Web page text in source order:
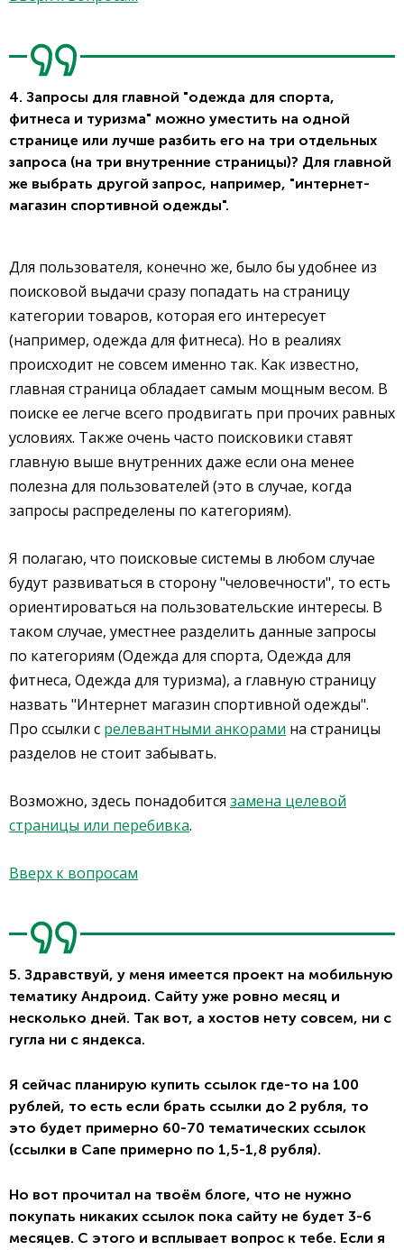
4. Запросы для главной "одежда для спорта,
фитнеса и туризма" можно уместить на одной
странице или лучше разбить его на три отдельных
запроса (на три внутренние страницы)? Для главной
же выбрать другой запрос, например, "интернет-
магазин спортивной одежды".
Для пользователя, конечно же, было бы удобнее из
поисковой выдачи сразу попадать на страницу
категории товаров, которая его интересует
(например, одежда для фитнеса). Но в реалиях
происходит не совсем именно так. Как известно,
главная страница обладает самым мощным весом. В
поиске ее легче всего продвигать при прочих равных
условиях. Также очень часто поисковики ставят
главную выше внутренних даже если она менее
полезна для пользователей (это в случае, когда
запросы распределены по категориям).
Я полагаю, что поисковые системы в любом случае
будут развиваться в сторону "человечности", то есть
ориентироваться на пользовательские интересы. В
таком случае, уместнее разделить данные запросы
по категориям (Одежда для спорта, Одежда для
фитнеса, Одежда для туризма), а главную страницу
назвать "Интернет магазин спортивной одежды".
Про ссылки с релевантными анкорами на страницы
разделов не стоит забывать.
Возможно, здесь понадобится замена целевой
страницы или перебивка.
Вверх к вопросам
5. Здравствуй, у меня имеется проект на мобильную
тематику Андроид. Сайту уже ровно месяц и
несколько дней. Так вот, а хостов нету совсем, ни с
гугла ни с яндекса.
Я сейчас планирую купить ссылок где-то на 100
рублей, то есть если брать ссылки до 2 рубля, то
это будет примерно 60-70 тематических ссылок
(ссылки в Сапе примерно по 1,5-1,8 рубля).
Но вот прочитал на твоём блоге, что не нужно
покупать никаких ссылок пока сайту не будет 3-6
месяцев. С этого и всплывает вопрос к тебе. Если я